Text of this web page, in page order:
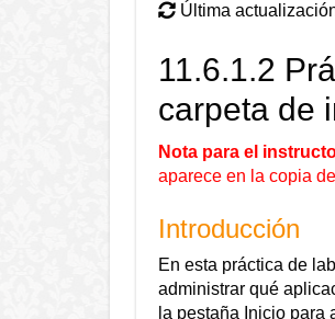
Última
11.6.1.2
carpeta de
Nota para el
aparece en la copia
Introducción
En esta práctica de
administrar qué
la pestaña Inicio para